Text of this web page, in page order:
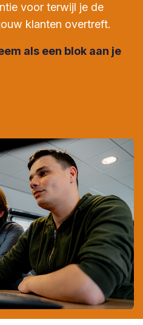
voor terwijl je de
klanten overtreft.
als een blok aan je